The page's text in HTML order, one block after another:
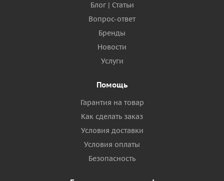
Блог | Статьи
Вопрос-ответ
Бренды
Новости
Услуги
Помощь
Гарантия на товар
Как сделать заказ
Условия доставки
Условия оплаты
Безопасность